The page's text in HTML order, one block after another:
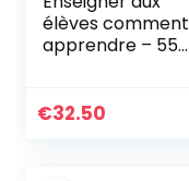
élèves comment
apprendre – 55
l’appui – Collège
€32.50